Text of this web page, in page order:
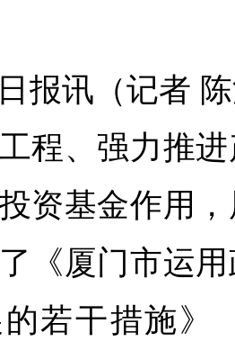
报讯（记者
程、强力推
资基金作用
《厦门市运
若干措施》